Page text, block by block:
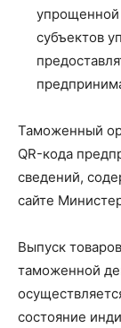
субъектов
Таможенный
QR-кода
сведений,
сайте
Выпуск
таможенной
состояние